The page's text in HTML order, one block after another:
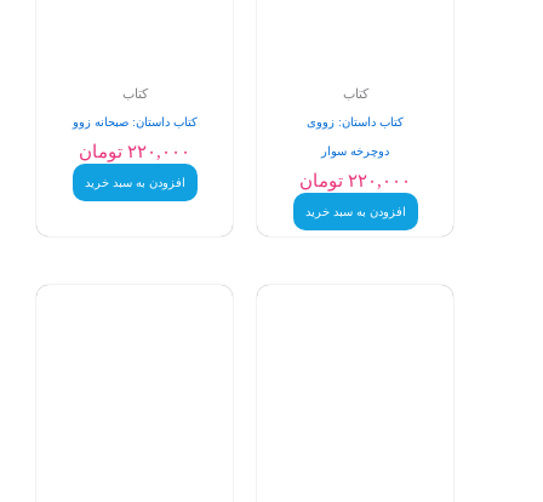
کتاب
کتاب داستان: زووی
دوچرخه سوار
۲۲۰,۰۰۰ تومان
افزودن به سبد خرید
کتاب
کتاب داستان: صبحانه زوو
۲۲۰,۰۰۰ تومان
افزودن به سبد خرید